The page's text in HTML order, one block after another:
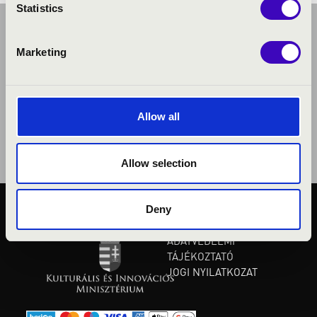
Statistics
Marketing
Allow all
Allow selection
Deny
KÖZÉRDEKŰ ADATOK
ADATVÉDELMI
TÁJÉKOZTATÓ
JOGI NYILATKOZAT